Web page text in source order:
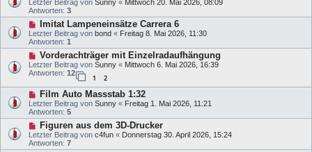
Letzter Beitrag von Sunny « Mittwoch 20. Mai 2026, 08:09
Antworten: 3
Imitat Lampeneinsätze Carrera 6
Letzter Beitrag von bond « Freitag 8. Mai 2026, 11:30
Antworten: 1
Vorderachträger mit Einzelradaufhängung
Letzter Beitrag von Sunny « Mittwoch 6. Mai 2026, 16:39
Antworten: 12
1 2
Film Auto Massstab 1:32
Letzter Beitrag von Sunny « Freitag 1. Mai 2026, 11:21
Antworten: 5
Figuren aus dem 3D-Drucker
Letzter Beitrag von c4fun « Donnerstag 30. April 2026, 15:24
Antworten: 7